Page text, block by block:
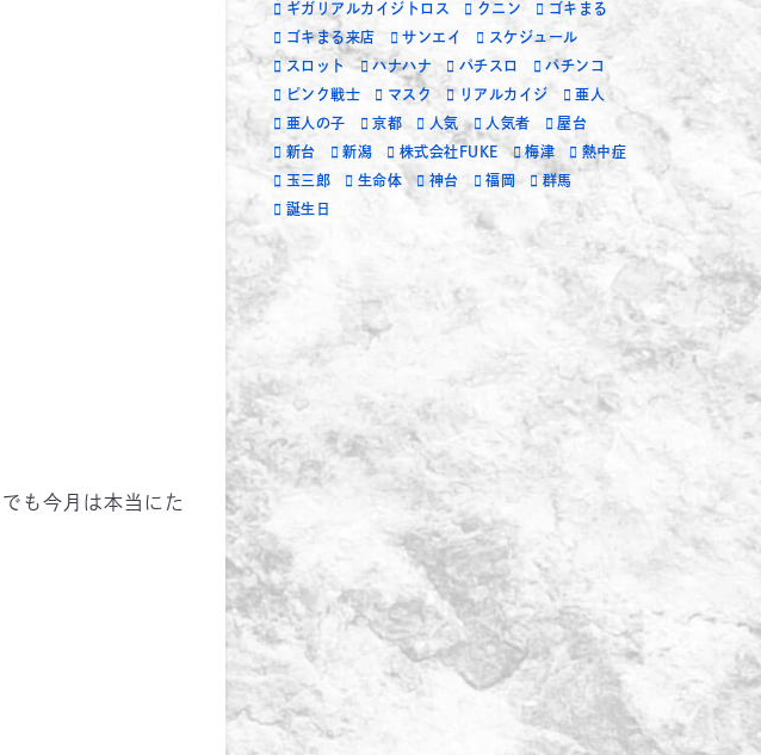
も今月は本当にた
ギガリアルカイジトロス
クニン
ゴキまる
ゴキまる来店
サンエイ
スケジュール
スロット
ハナハナ パチスロ
パチンコ
ピンク戦士
マスク リアルカイジ
亜人
亜人の子
京都 人気 人気者
屋台
新台
新潟 株式会社FUKE 梅津
熱中症
玉三郎
生命体 神台 福岡
群馬
誕生日